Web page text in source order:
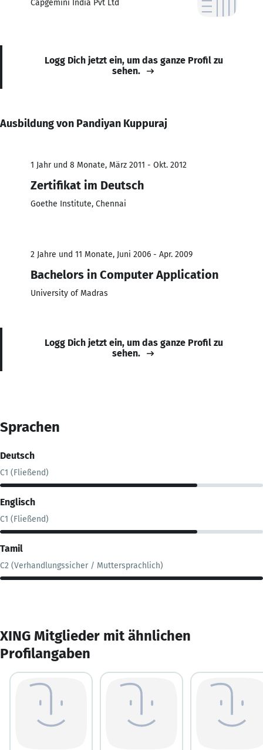
Capgemini India Pvt Ltd
Logg Dich jetzt ein, um das ganze Profil zu
sehen.
Ausbildung von Pandiyan Kuppuraj
1 Jahr und 8 Monate, März 2011 - Okt. 2012
Zertifikat im Deutsch
Goethe Institute, Chennai
2 Jahre und 11 Monate, Juni 2006 - Apr. 2009
Bachelors in Computer Application
University of Madras
Logg Dich jetzt ein, um das ganze Profil zu
sehen.
Sprachen
Deutsch
C1 (Fließend)
Englisch
C1 (Fließend)
Tamil
C2 (Verhandlungssicher / Muttersprachlich)
XING Mitglieder mit ähnlichen
Profilangaben